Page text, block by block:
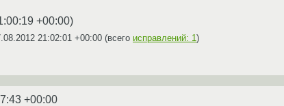
+00:00)
21:02:01 +00:00 (всего исправлений: 1 )
+00:00